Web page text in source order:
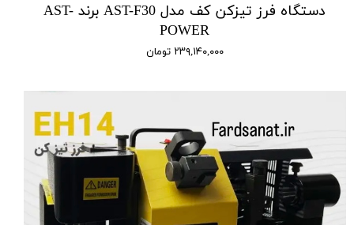
دستگاه فرز تیزکن کف مدل AST-F30 برند AST-
POWER
۲۳۹,۱۴۰,۰۰۰ تومان